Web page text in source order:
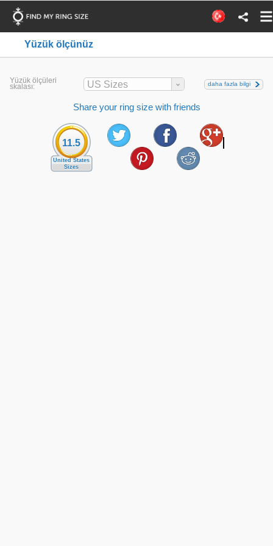
Yüzük ölçünüz
Yüzük ölçüleri
skalası: US Sizes daha fazla bilgi
Share your ring size with friends
11.5
United States
Sizes